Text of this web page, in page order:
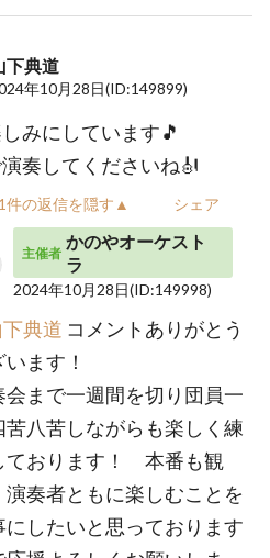
下典道
年10月28日(ID:149899)
みにしています🎵
奏してくださいね🎻
1件の返信を隠す▲ シェア
主催者
かのやオーケスト
ラ
2024年10月28日(ID:149998)
下典道 コメントありがとう
います！
会まで一週間を切り団員一
苦八苦しながらも楽しく練
ております！ 本番も観
演奏者ともに楽しむことを
にしたいと思っております